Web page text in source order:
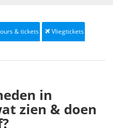
& tickets Vliegtickets
in
zien & doen